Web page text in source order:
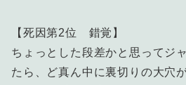
【死因第2位 錯覚】
ちょっとした段差かと思ってジ
たら、ど真ん中に裏切りの大穴